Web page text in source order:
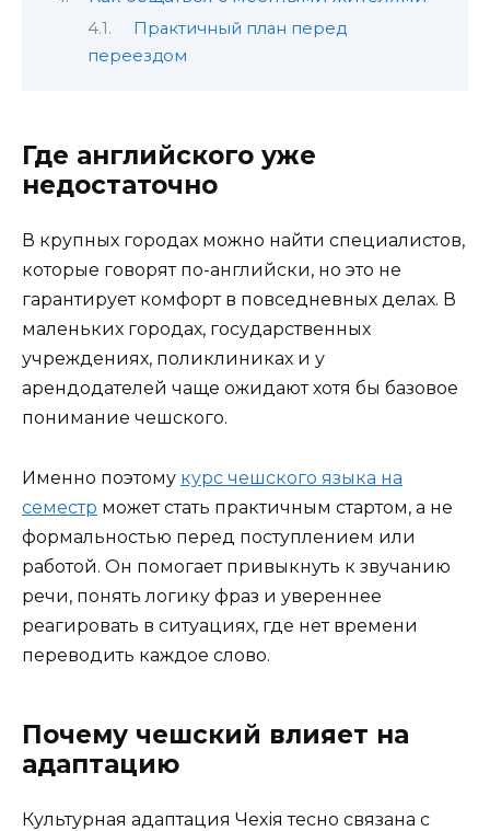
Практичный план перед
переездом
Где английского уже
недостаточно
В крупных городах можно найти специалистов,
которые говорят по-английски, но это не
гарантирует комфорт в повседневных делах. В
маленьких городах, государственных
учреждениях, поликлиниках и у
арендодателей чаще ожидают хотя бы базовое
понимание чешского.
Именно поэтому курс чешского языка на
семестр может стать практичным стартом, а не
формальностью перед поступлением или
работой. Он помогает привыкнуть к звучанию
речи, понять логику фраз и увереннее
реагировать в ситуациях, где нет времени
переводить каждое слово.
Почему чешский влияет на
адаптацию
Культурная адаптация Чехія тесно связана с